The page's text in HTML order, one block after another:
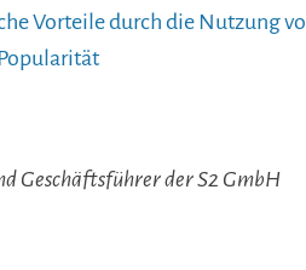
Vorteile durch die Nutzung
Geschäftsführer der S2 GmbH